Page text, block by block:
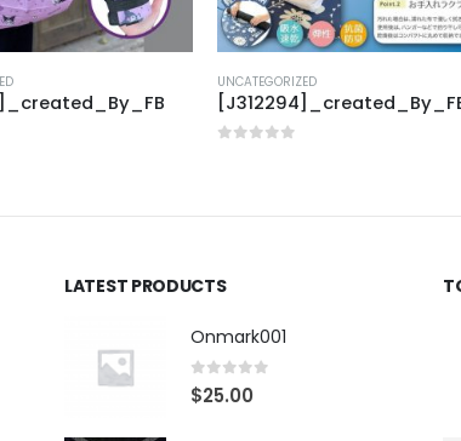
UNCATEGORIZED
LATEST PRODUCTS
Onmark001
0 out of 5
$25.00